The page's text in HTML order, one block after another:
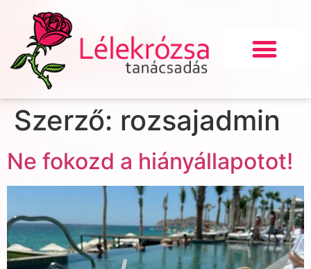
Szerző: rozsajadmin
Ne fokozd a hiányállapotot!